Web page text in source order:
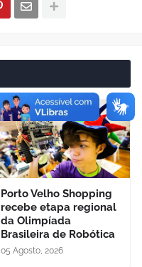
Porto Velho Shopping
recebe etapa regional
da Olimpíada
Brasileira de Robótica
05 Agosto, 2026